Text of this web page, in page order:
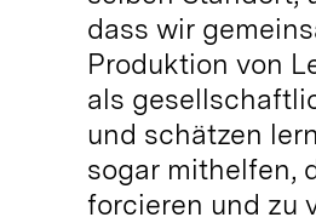
dass wir
Produktion von
als
und schätzen
sogar mithelfen,
forcieren und zu